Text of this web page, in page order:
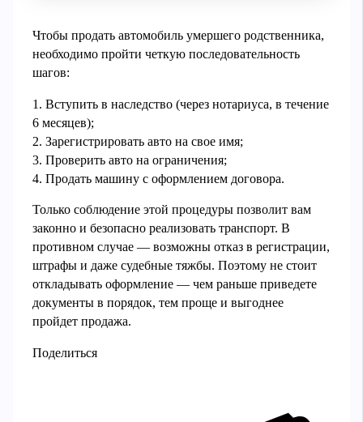
Чтобы продать автомобиль умершего родственника,
необходимо пройти четкую последовательность
шагов:
1. Вступить в наследство (через нотариуса, в течение
6 месяцев);
2. Зарегистрировать авто на свое имя;
3. Проверить авто на ограничения;
4. Продать машину с оформлением договора.
Только соблюдение этой процедуры позволит вам
законно и безопасно реализовать транспорт. В
противном случае — возможны отказ в регистрации,
штрафы и даже судебные тяжбы. Поэтому не стоит
откладывать оформление — чем раньше приведете
документы в порядок, тем проще и выгоднее
пройдет продажа.
Поделиться